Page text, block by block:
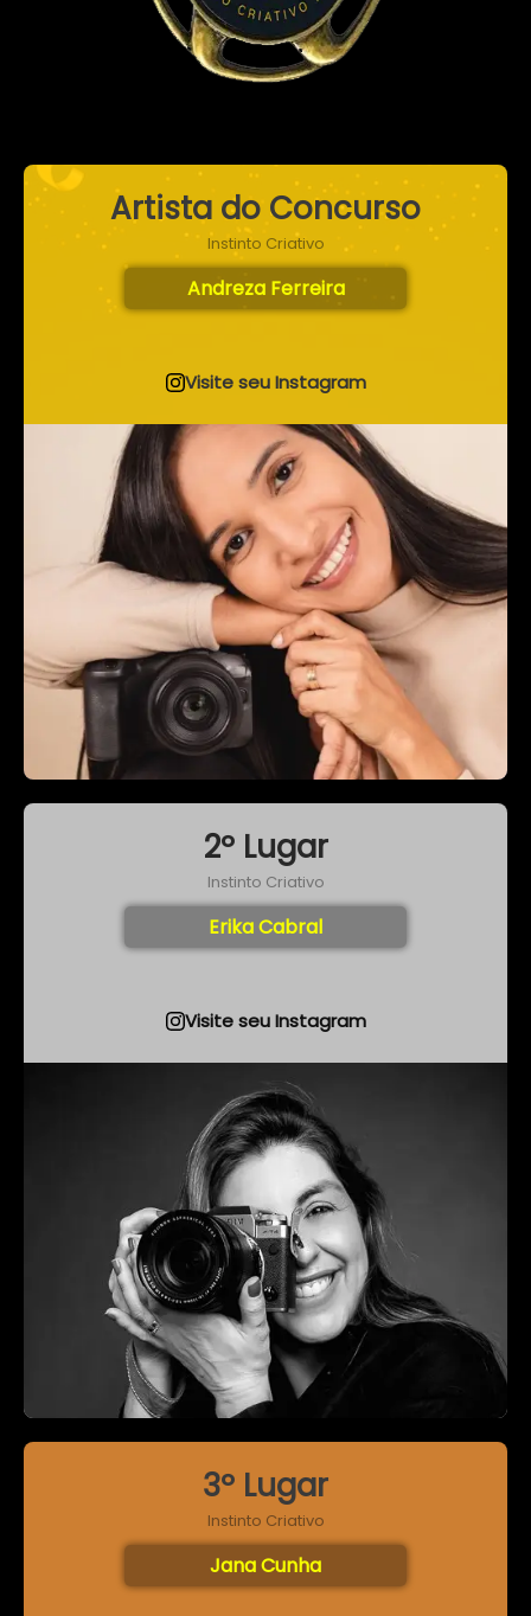
Artista do Concurso
Instinto Criativo
Andreza Ferreira
Visite seu Instagram
2º Lugar
Instinto Criativo
Erika Cabral
Visite seu Instagram
3º Lugar
Instinto Criativo
Jana Cunha